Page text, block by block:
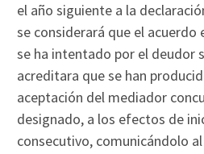
el año siguiente a la
se considerará que el acuerdo
se ha intentado por el deudor
acreditara que se han
aceptación del mediador
designado, a los efectos de
consecutivo, comunicándolo